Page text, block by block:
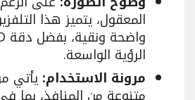
المعقول، يتميز هذا
الرؤية الواسعة.
مرونة الاستخدام: يأتي